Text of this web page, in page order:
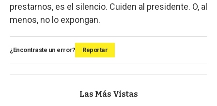
prestarnos, es el silencio. Cuiden al presidente. O, al
menos, no lo expongan.
¿Encontraste un error? Reportar
Las Más Vistas